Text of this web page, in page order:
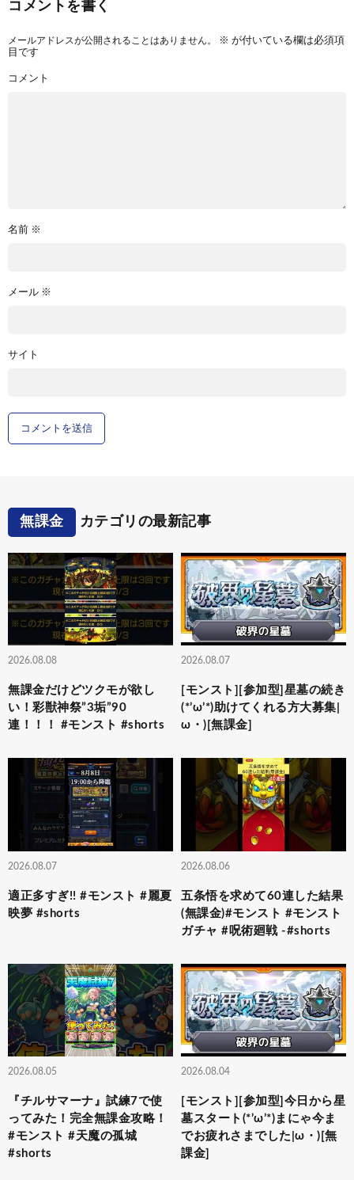
コメントを書く
メールアドレスが公開されることはありません。 ※ が付いている欄は必須項
目です
コメント
名前 ※
メール ※
サイト
無課金 カテゴリの最新記事
2026.08.08
無課金だけどツクモが欲し
い！彩獣神祭”3垢”90
連！！！ #モンスト #shorts
2026.08.07
[モンスト][参加型]星墓の続き
(*’ω’*)助けてくれる方大募集|
ω・)[無課金]
2026.08.07
適正多すぎ!! #モンスト #麗夏
映夢 #shorts
2026.08.06
五条悟を求めて60連した結果
(無課金)#モンスト #モンスト
ガチャ #呪術廻戦 -#shorts
2026.08.05
『チルサマーナ』試練7で使
ってみた！完全無課金攻略！
#モンスト #天魔の孤城
#shorts
2026.08.04
[モンスト][参加型]今日から星
墓スタート(*’ω’*)まにゃ今ま
でお疲れさまでした|ω・)[無
課金]